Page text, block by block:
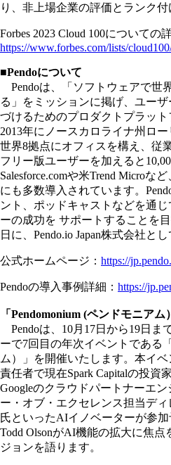
り、非上場企業の評価とランク付
Forbes 2023 Cloud 100についての
https://www.forbes.com/lists/
■Pendoについて
Pendoは、「ソフトウェアで世
る」をミッションに掲げ、ユー
づけるためのプロダクトプラット
2013年にノースカロライナ州ロー
世界8拠点にオフィスを構え、従
フリー版ユーザーを加えると
Salesforce.comや米Trend Microな
にも多数導入されています。
ント、ポッドキャストなどを通
ーの成功を サポートすることを
日に、Pendo.io Japan株式会社と
公式ホームページ： https://
Pendoの導入事例詳細： https://
「Pendomonium (ペンドモニア
Pendoは、10月17日から19日ま
ーで7回目の年次イベントである
ム）」を開催いたします。本イ
責任者で現在Spark Capitalの投資
Googleのクラウドパートナーエ
ー・オブ・エクセレンス担当デ
氏といったAIイノベーターが参加
Todd OlsonがAI機能の拡大に焦点
ジョンを語ります。